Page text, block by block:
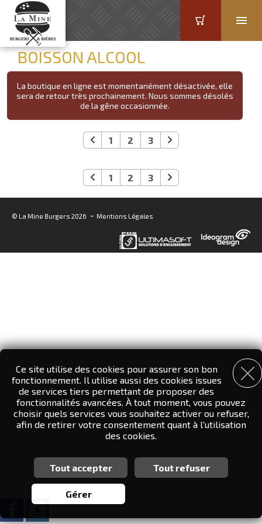
BOISSON ALCOOL
La boutique en ligne est momentanément désactivée, elle
sera de retour très prochainement. Nous sommes désolés
de la gêne occasionnée.
1 2 3
1 2 3
© La Mine Burgers 2026 - Mentions Légales
Ce site utilise des cookies pour assurer son bon
fonctionnement. Il utilise aussi des cookies issues
de services tiers permettant de proposer des
fonctionnalités avancées. À tout moment, vous pouvez
choisir quels services vous souhaitez activer ou refuser,
afin de retirer votre consentement quant à l'utilisation
des cookies.
Personnalisation des services
Vous êtes libre de choisir quels services vous souhaitez
activer. En autorisant ces services tiers, vous acceptez le
Tout accepter Tout refuser
Gérer